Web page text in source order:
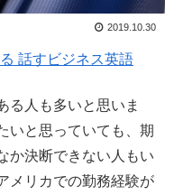
2019.10.30
話すビジネス英語
る人も多いと思いま
いと思っていても、期
か決断できない人もい
メリカでの勤務経験が